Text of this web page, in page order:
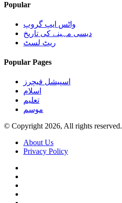
Popular
واٹس ایپ گروپ
دیسی مہینے کی تاریخ
ریٹ لسٹ
Popular Pages
اسپیشل فیچرز
اسلام
تعلیم
موسم
© Copyright 2026, All rights reserved.
About Us
Privacy Policy